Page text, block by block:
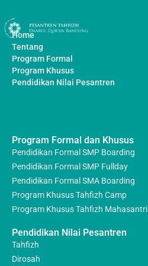
Home
Tentang
Program Formal
Program Khusus
Pendidikan Nilai Pesantren
Program Formal dan Khusus
Pendidikan Formal SMP Boarding
Pendidikan Formal SMP Fullday
Pendidikan Formal SMA Boarding
Program Khusus Tahfizh Camp
Program Khusus Tahfizh Mahasantri
Pendidikan Nilai Pesantren
Tahfizh
Dirosah